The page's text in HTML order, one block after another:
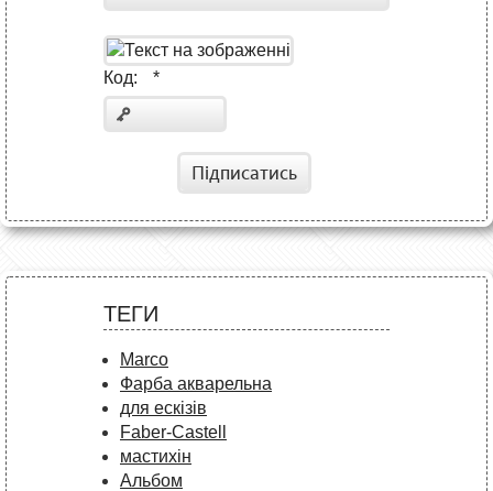
Код: *
Підписатись
ТЕГИ
Marco
Фарба акварельна
для ескізів
Faber-Castell
мастихін
Альбом